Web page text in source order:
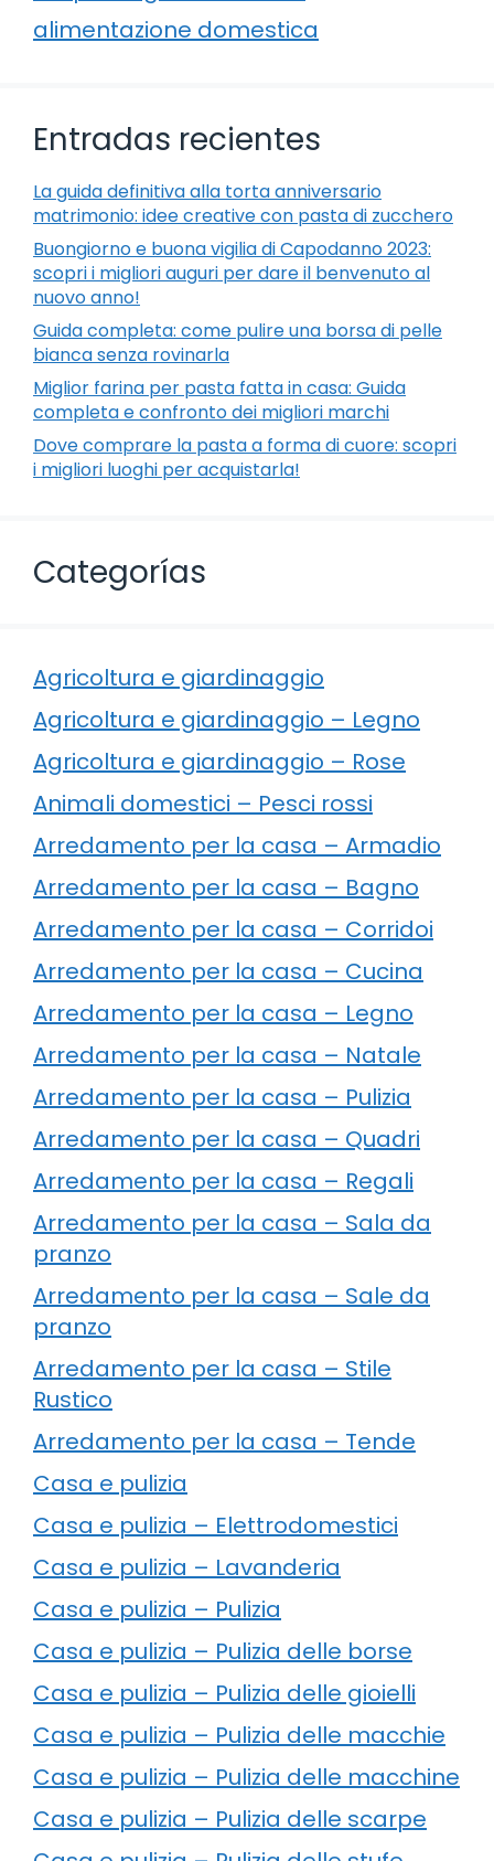
alimentazione domestica
Entradas recientes
La guida definitiva alla torta anniversario
matrimonio: idee creative con pasta di zucchero
Buongiorno e buona vigilia di Capodanno 2023:
scopri i migliori auguri per dare il benvenuto al
nuovo anno!
Guida completa: come pulire una borsa di pelle
bianca senza rovinarla
Miglior farina per pasta fatta in casa: Guida
completa e confronto dei migliori marchi
Dove comprare la pasta a forma di cuore: scopri
i migliori luoghi per acquistarla!
Categorías
Agricoltura e giardinaggio
Agricoltura e giardinaggio – Legno
Agricoltura e giardinaggio – Rose
Animali domestici – Pesci rossi
Arredamento per la casa – Armadio
Arredamento per la casa – Bagno
Arredamento per la casa – Corridoi
Arredamento per la casa – Cucina
Arredamento per la casa – Legno
Arredamento per la casa – Natale
Arredamento per la casa – Pulizia
Arredamento per la casa – Quadri
Arredamento per la casa – Regali
Arredamento per la casa – Sala da
pranzo
Arredamento per la casa – Sale da
pranzo
Arredamento per la casa – Stile
Rustico
Arredamento per la casa – Tende
Casa e pulizia
Casa e pulizia – Elettrodomestici
Casa e pulizia – Lavanderia
Casa e pulizia – Pulizia
Casa e pulizia – Pulizia delle borse
Casa e pulizia – Pulizia delle gioielli
Casa e pulizia – Pulizia delle macchie
Casa e pulizia – Pulizia delle macchine
Casa e pulizia – Pulizia delle scarpe